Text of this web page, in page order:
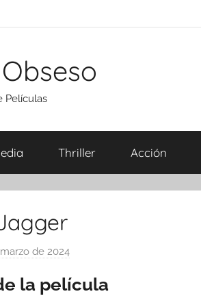
Películas
Thriller Acción
de 2024
r
la película